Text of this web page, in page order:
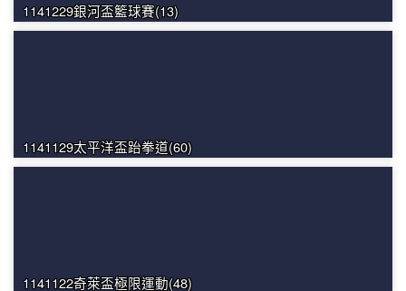
1141229銀河盃籃球賽(13)
1141129太平洋盃跆拳道(60)
1141122奇萊盃極限運動(48)